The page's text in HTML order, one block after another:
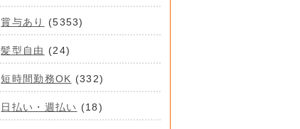
賞与あり (5353)
髪型自由 (24)
短時間勤務OK (332)
日払い・週払い (18)